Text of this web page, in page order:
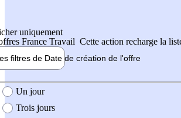
uniquement
France Travail Cette action recharge la
filtres de Date de création de l'offre
création de l'offre
Un jour
Trois jours